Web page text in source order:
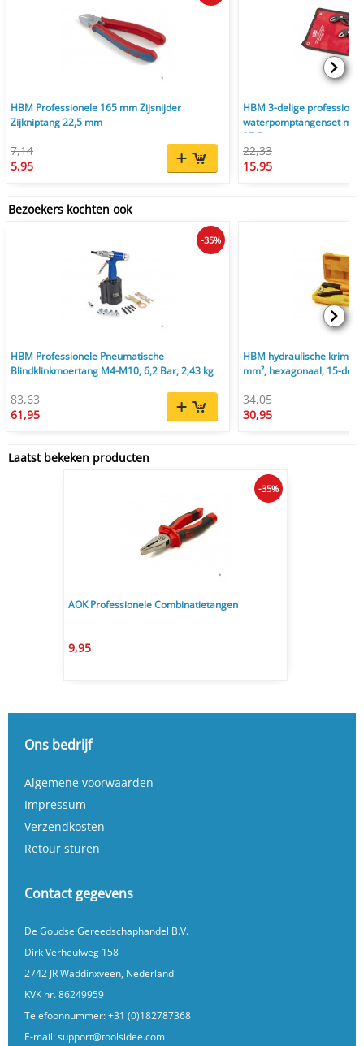
HBM Professionele 165 mm Zijsnijder
Zijkniptang 22,5 mm
7,14
5,95
HBM 3-delige
waterpomptangenset met
37,5 mm
22,33
15,95
Bezoekers kochten ook
HBM Professionele Pneumatische
Blindklinkmoertang M4-M10, 6,2 Bar, 2,43 kg
83,63
61,95
-35%
HBM hydraulische
mm², hexagonaal, 15-
34,05
30,95
Laatst bekeken producten
AOK Professionele Combinatietangen
9,95
-35%
Ons bedrijf
Algemene voorwaarden
Impressum
Verzendkosten
Retour sturen
Contact gegevens
De Goudse Gereedschaphandel B.V.
Dirk Verheulweg 158
2742 JR Waddinxveen, Nederland
KVK nr. 86249959
Telefoonnummer:+31 (0)182787368
E-mail:support@toolsidee.com